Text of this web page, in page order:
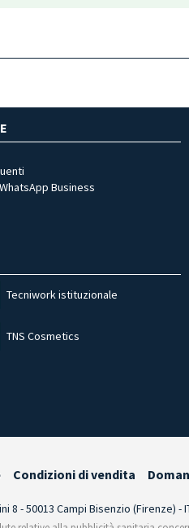
Business
Tecniwork istituzionale
TNS Cosmetics
Condizioni di vendita
8 - 50013 Campi Bisenzio (Firenze) -